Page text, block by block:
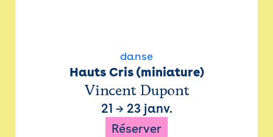
danse
Hauts Cris (miniature)
Vincent Dupont
21 → 23 janv.
Réserver